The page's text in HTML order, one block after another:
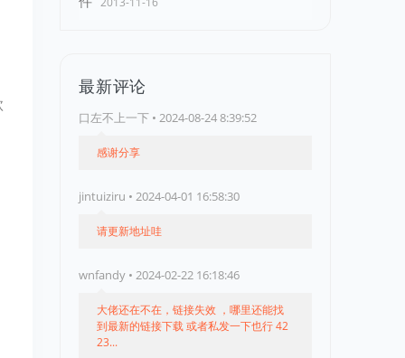
最新评论
口左不上一下 • 2024-08-24 8:39:52
感谢分享
jintuiziru • 2024-04-01 16:58:30
请更新地址哇
wnfandy • 2024-02-22 16:18:46
大佬还在不在，链接失效 ，哪里还能找
到最新的链接下载 或者私发一下也行 42
23...